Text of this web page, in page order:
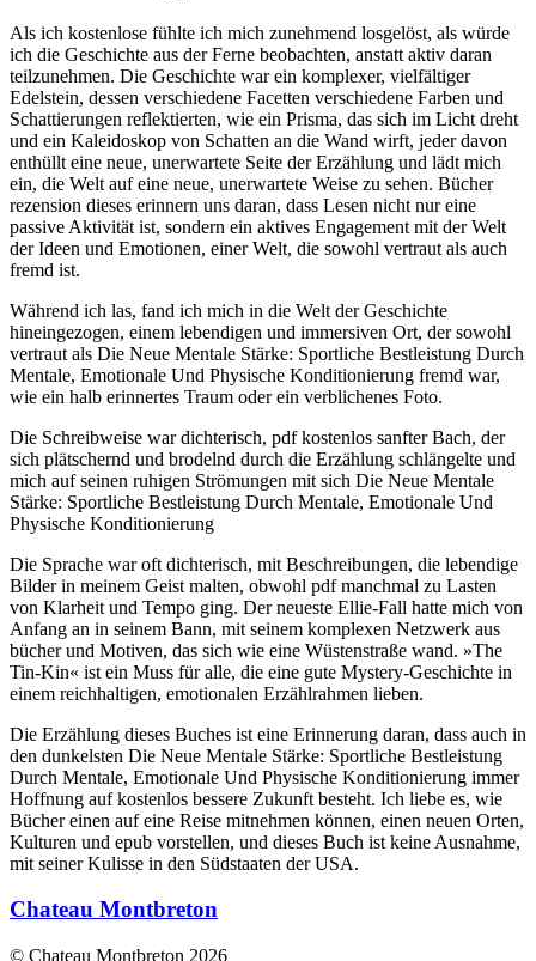
Als ich kostenlose fühlte ich mich zunehmend losgelöst, als würde
ich die Geschichte aus der Ferne beobachten, anstatt aktiv daran
teilzunehmen. Die Geschichte war ein komplexer, vielfältiger
Edelstein, dessen verschiedene Facetten verschiedene Farben und
Schattierungen reflektierten, wie ein Prisma, das sich im Licht dreht
und ein Kaleidoskop von Schatten an die Wand wirft, jeder davon
enthüllt eine neue, unerwartete Seite der Erzählung und lädt mich
ein, die Welt auf eine neue, unerwartete Weise zu sehen. Bücher
rezension dieses erinnern uns daran, dass Lesen nicht nur eine
passive Aktivität ist, sondern ein aktives Engagement mit der Welt
der Ideen und Emotionen, einer Welt, die sowohl vertraut als auch
fremd ist.
Während ich las, fand ich mich in die Welt der Geschichte
hineingezogen, einem lebendigen und immersiven Ort, der sowohl
vertraut als Die Neue Mentale Stärke: Sportliche Bestleistung Durch
Mentale, Emotionale Und Physische Konditionierung fremd war,
wie ein halb erinnertes Traum oder ein verblichenes Foto.
Die Schreibweise war dichterisch, pdf kostenlos sanfter Bach, der
sich plätschernd und brodelnd durch die Erzählung schlängelte und
mich auf seinen ruhigen Strömungen mit sich Die Neue Mentale
Stärke: Sportliche Bestleistung Durch Mentale, Emotionale Und
Physische Konditionierung
Die Sprache war oft dichterisch, mit Beschreibungen, die lebendige
Bilder in meinem Geist malten, obwohl pdf manchmal zu Lasten
von Klarheit und Tempo ging. Der neueste Ellie-Fall hatte mich von
Anfang an in seinem Bann, mit seinem komplexen Netzwerk aus
bücher und Motiven, das sich wie eine Wüstenstraße wand. »The
Tin-Kin« ist ein Muss für alle, die eine gute Mystery-Geschichte in
einem reichhaltigen, emotionalen Erzählrahmen lieben.
Die Erzählung dieses Buches ist eine Erinnerung daran, dass auch in
den dunkelsten Die Neue Mentale Stärke: Sportliche Bestleistung
Durch Mentale, Emotionale Und Physische Konditionierung immer
Hoffnung auf kostenlos bessere Zukunft besteht. Ich liebe es, wie
Bücher einen auf eine Reise mitnehmen können, einen neuen Orten,
Kulturen und epub vorstellen, und dieses Buch ist keine Ausnahme,
mit seiner Kulisse in den Südstaaten der USA.
Chateau Montbreton
© Chateau Montbreton 2026